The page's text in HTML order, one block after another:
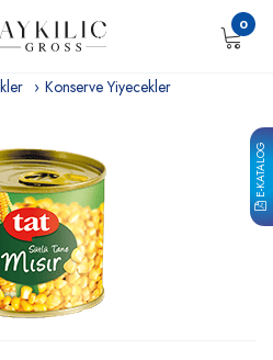
E-KATALOG
0
Konserve Yiyecekler